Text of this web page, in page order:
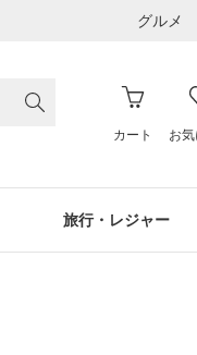
グルメ
カート お
旅行・レジャー